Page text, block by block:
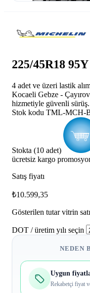
225/45R18
4 adet ve üzeri lastik
Kocaeli Gebze -
hizmetiyle güvenli sürüş.
Stok kodu TML-MCH-
Stokta (10 adet)
ücretsiz kargo
Satış fiyatı
₺10.599,35
Gösterilen tutar vitrin
DOT / üretim yılı seçin
NEDEN
Uygun
Rekabetçi fiyat